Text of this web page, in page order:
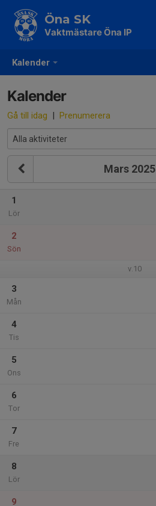
Kalender
Öna SK
Vaktmästare Öna IP
Kalender
Gå till idag | Prenumerera
Mars 2025
1
Lör
2
Sön
v.10
3
Mån
4
Tis
5
Ons
6
Tor
7
Fre
8
Lör
9